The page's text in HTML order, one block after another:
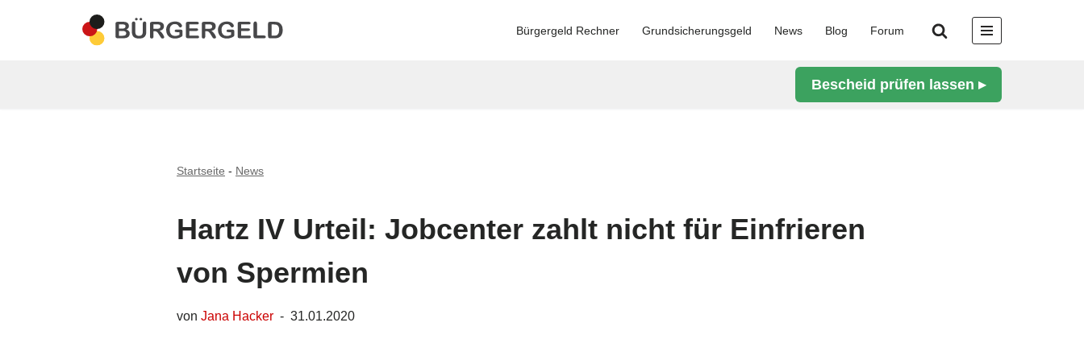
Bürgergeld Rechner Grundsicherungsgeld News Blog Forum
Bescheid prüfen lassen ▸
Startseite - News
Hartz IV Urteil: Jobcenter zahlt nicht für Einfrieren
von Spermien
von Jana Hacker 31.01.2020